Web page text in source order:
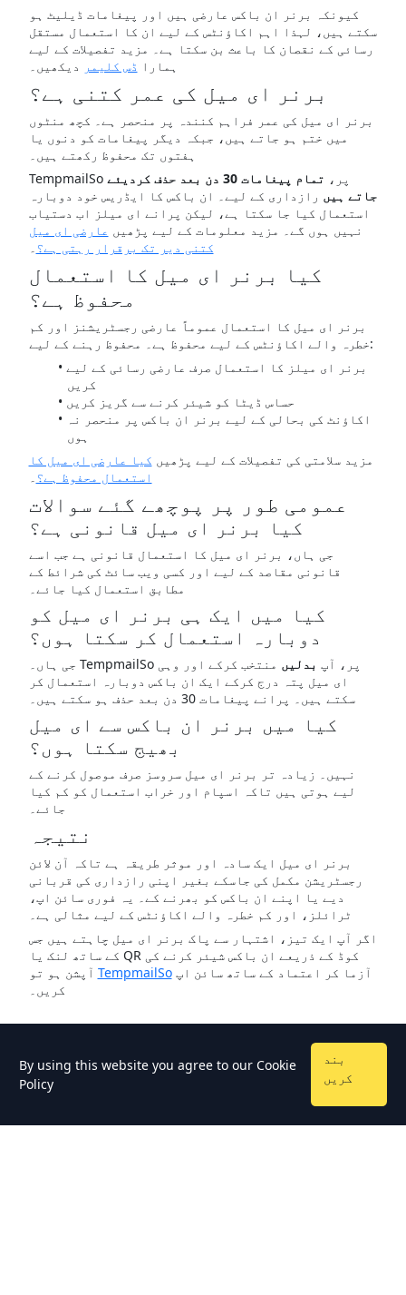
کیونکہ برنر ان باکس عارضی ہیں اور پیغامات ڈیلیٹ ہو
سکتے ہیں، لہذا اہم اکاؤنٹس کے لیے ان کا استعمال مستقل
رسائی کے نقصان کا باعث بن سکتا ہے۔ مزید تفصیلات کے لیے
ہمارا ڈس کلیمر دیکھیں۔
برنر ای میل کی عمر کتنی ہے؟
برنر ای میل کی عمر فراہم کنندہ پر منحصر ہے۔ کچھ منٹوں
میں ختم ہو جاتے ہیں، جبکہ دیگر پیغامات کو دنوں یا
ہفتوں تک محفوظ رکھتے ہیں۔
TempmailSo پر،
تمام پیغامات 30 دن بعد حذف کردیئے
جاتے ہیں رازداری کے لیے۔ ان باکس کا ایڈریس خود دوبارہ
استعمال کیا جا سکتا ہے، لیکن پرانے ای میلز اب دستیاب
نہیں ہوں گے۔ مزید معلومات کے لیے پڑھیں عارضی ای میل
کتنی دیر تک برقرار رہتی ہے؟ ۔
کیا برنر ای میل کا استعمال
محفوظ ہے؟
برنر ای میل کا استعمال عموماً عارضی رجسٹریشنز اور کم
خطرہ والے اکاؤنٹس کے لیے محفوظ ہے۔ محفوظ رہنے کے لیے:
برنر ای میلز کا استعمال صرف عارضی رسائی کے لیے
کریں
حساس ڈیٹا کو شیئر کرنے سے گریز کریں
اکاؤنٹ کی بحالی کے لیے برنر ان باکس پر منحصر نہ
ہوں
مزید سلامتی کی تفصیلات کے لیے پڑھیں کیا عارضی ای میل کا
استعمال محفوظ ہے؟ ۔
عمومی طور پر پوچھے گئے سوالات
کیا برنر ای میل قانونی ہے؟
جی ہاں، برنر ای میل کا استعمال قانونی ہے جب اسے
قانونی مقاصد کے لیے اور کسی ویب سائٹ کی شرائط کے
مطابق استعمال کیا جائے۔
کیا میں ایک ہی برنر ای میل کو
دوبارہ استعمال کر سکتا ہوں؟
جی ہاں۔ TempmailSo پر، آپ بدلیں منتخب کرکے اور وہی
ای میل پتہ درج کرکے ایک ان باکس دوبارہ استعمال کر
سکتے ہیں۔ پرانے پیغامات 30 دن بعد حذف ہو سکتے ہیں۔
کیا میں برنر ان باکس سے ای میل
بھیج سکتا ہوں؟
نہیں۔ زیادہ تر برنر ای میل سروسز صرف موصول کرنے کے
لیے ہوتی ہیں تاکہ اسپام اور خراب استعمال کو کم کیا
جائے۔
نتیجہ
برنر ای میل ایک سادہ اور موثر طریقہ ہے تاکہ آن لائن
رجسٹریشن مکمل کی جاسکے بغیر اپنی رازداری کی قربانی
دیے یا اپنے ان باکس کو بھرنے کے۔ یہ فوری سائن اپ،
ٹرائلز، اور کم خطرہ والے اکاؤنٹس کے لیے مثالی ہے۔
اگر آپ ایک تیز، اشتہار سے پاک برنر ای میل چاہتے ہیں جس
کے ساتھ لنک یا QR کوڈ کے ذریعے ان باکس شیئر کرنے کی
TempmailSoآزما کر اعتماد کے ساتھ سائن اپ
کریں۔
By using this website you agree to our Cookie
Policy
بند
کریں